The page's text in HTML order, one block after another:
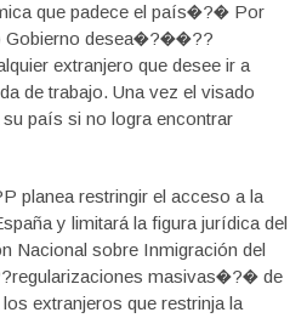
que padece el país�?� Por
Gobierno desea�?��??
extranjero que desee ir a
de trabajo. Una vez el visado
país si no logra encontrar
planea restringir el acceso a la
y limitará la figura jurídica del
Nacional sobre Inmigración del
masivas�?� de
extranjeros que restrinja la